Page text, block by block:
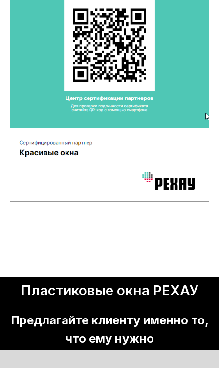
Пластиковые окна РЕХАУ
Предлагайте клиенту именно то,
что ему нужно